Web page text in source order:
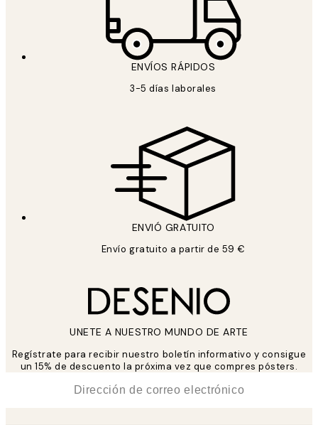
ENVÍOS RÁPIDOS
3-5 días laborales
ENVIÓ GRATUITO
Envío gratuito a partir de 59 €
UNETE A NUESTRO MUNDO DE ARTE
Regístrate para recibir nuestro boletín informativo y consigue
un 15% de descuento la próxima vez que compres pósters.